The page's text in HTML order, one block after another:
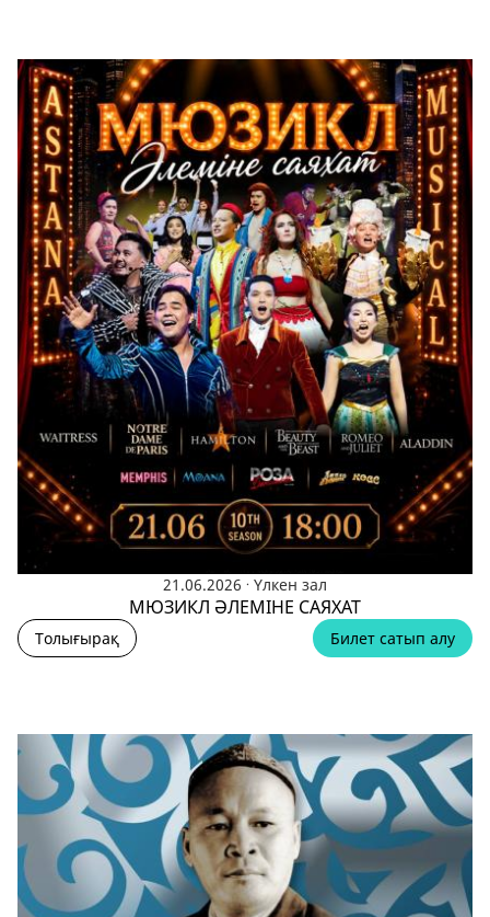
21.06.2026 . Үлкен зал
МЮЗИКЛ ӘЛЕМІНЕ САЯХАТ
Толығырақ Билет сатып алу